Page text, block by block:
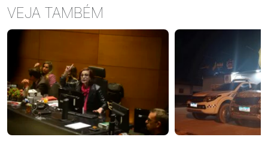
VEJA TAMBÉM